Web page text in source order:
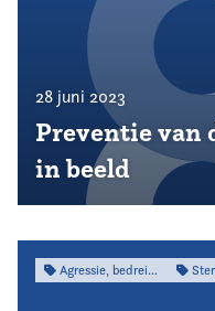
28 juni 2023
Preventie van
in beeld
Agressie, bedreiging & intimidatie